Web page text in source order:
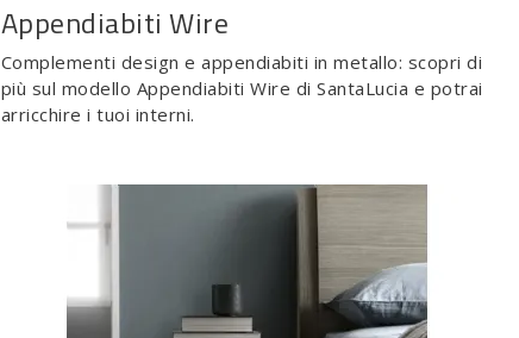
Appendiabiti Wire
Complementi design e appendiabiti in metallo: scopri di
più sul modello Appendiabiti Wire di SantaLucia e potrai
arricchire i tuoi interni.